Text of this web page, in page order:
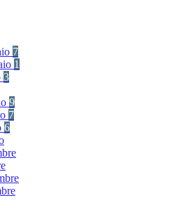
7
1
3
9
7
6